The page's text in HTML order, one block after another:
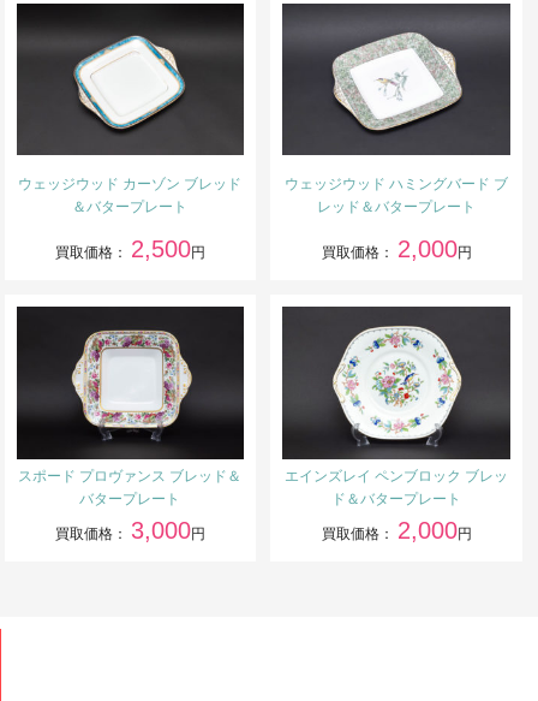
ウェッジウッド カーゾン ブレッド
＆バタープレート
買取価格： 2,500円
ウェッジウッド ハミングバード ブ
レッド＆バタープレート
買取価格： 2,000円
スポード プロヴァンス ブレッド＆
バタープレート
買取価格： 3,000円
エインズレイ ペンブロック ブレッ
ド＆バタープレート
買取価格： 2,000円